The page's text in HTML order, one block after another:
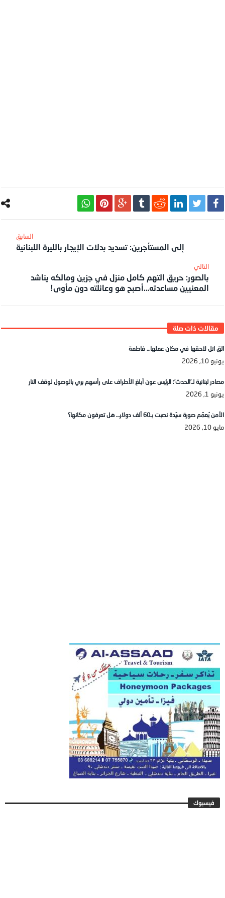
إلى المستأجرين: تسديد بدلات الإيجار بالليرة اللبنانية
‎التالي
بالصور: حريق التهم كامل منزل في جزين ومالكه يناشد
المعنيين مساعدته…أصبح هو وعائلته دون مأوى!
الق اتل لاحقها في مكان عملها… فاطمة
يونيو 10, 2026
مصادر لبنانية لـ’الحدث’: الرئيس عون أبلغ الأطراف على رأسهم بري بالوصول لوقف النار
يونيو 1, 2026
الأمن يُعمّم صورة سيّدة نصبت بـ60 ألف دولار… هل تعرفون مكانها؟
مايو 10, 2026
فيسبوك